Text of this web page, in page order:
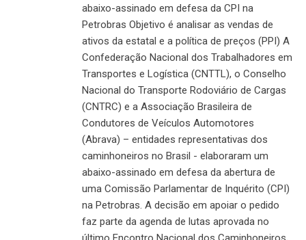
abaixo-assinado em defesa da CPI na
Petrobras Objetivo é analisar as vendas de
ativos da estatal e a política de preços (PPI) A
Confederação Nacional dos Trabalhadores em
Transportes e Logística (CNTTL), o Conselho
Nacional do Transporte Rodoviário de Cargas
(CNTRC) e a Associação Brasileira de
Condutores de Veículos Automotores
(Abrava) – entidades representativas dos
caminhoneiros no Brasil - elaboraram um
abaixo-assinado em defesa da abertura de
uma Comissão Parlamentar de Inquérito (CPI)
na Petrobras. A decisão em apoiar o pedido
faz parte da agenda de lutas aprovada no